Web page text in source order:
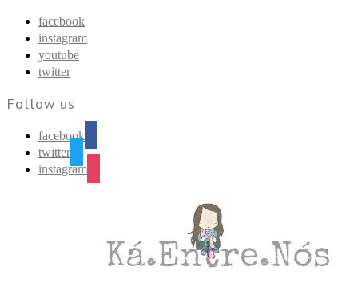
facebook
instagram
youtube
twitter
Follow us
facebook
twitter
instagram